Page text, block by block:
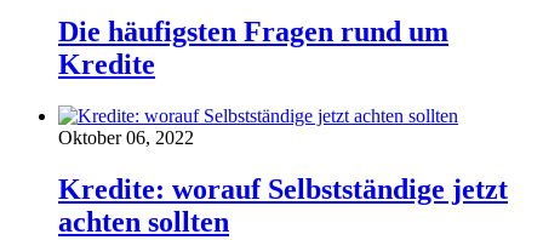
Die häufigsten Fragen rund um
Kredite
Oktober 06, 2022
Kredite: worauf Selbstständige jetzt
achten sollten